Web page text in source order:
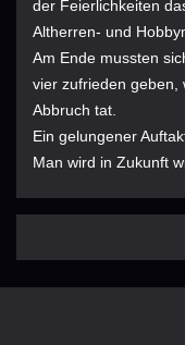
der Feierlichkeiten
Altherren- und
Am Ende mussten
vier zufrieden geben,
Abbruch tat.
Ein gelungener
Man wird in Zukunft